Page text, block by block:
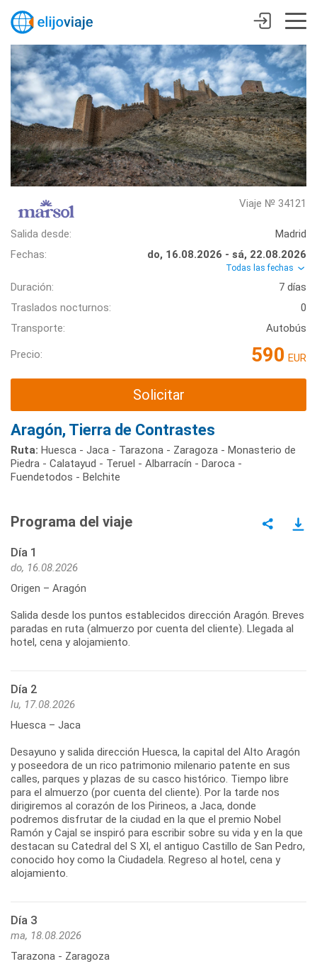
Viaje № 34121
Salida desde:
Madrid
Fechas:
do, 16.08.2026 - sá, 22.08.2026
Todas las fechas
Duración:
7 días
Traslados nocturnos:
0
Transporte:
Autobús
Precio: 590 EUR
Solicitar
Aragón, Tierra de Contrastes
Ruta: Huesca - Jaca - Tarazona - Zaragoza - Monasterio de
Piedra - Calatayud - Teruel - Albarracín - Daroca -
Fuendetodos - Belchite
Programa del viaje
Día 1
do, 16.08.2026
Origen – Aragón
Salida desde los puntos establecidos dirección Aragón. Breves
paradas en ruta (almuerzo por cuenta del cliente). Llegada al
hotel, cena y alojamiento.
Día 2
lu, 17.08.2026
Huesca – Jaca
Desayuno y salida dirección Huesca, la capital del Alto Aragón
y poseedora de un rico patrimonio milenario patente en sus
calles, parques y plazas de su casco histórico. Tiempo libre
para el almuerzo (por cuenta del cliente). Por la tarde nos
dirigiremos al corazón de los Pirineos, a Jaca, donde
podremos disfrutar de la ciudad en la que el premio Nobel
Ramón y Cajal se inspiró para escribir sobre su vida y en la que
destacan su Catedral del S XI, el antiguo Castillo de San Pedro,
conocido hoy como la Ciudadela. Regreso al hotel, cena y
alojamiento.
Día 3
ma, 18.08.2026
Tarazona - Zaragoza